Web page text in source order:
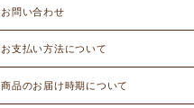
お問い合わせ
お支払い方法について
商品のお届け時期について